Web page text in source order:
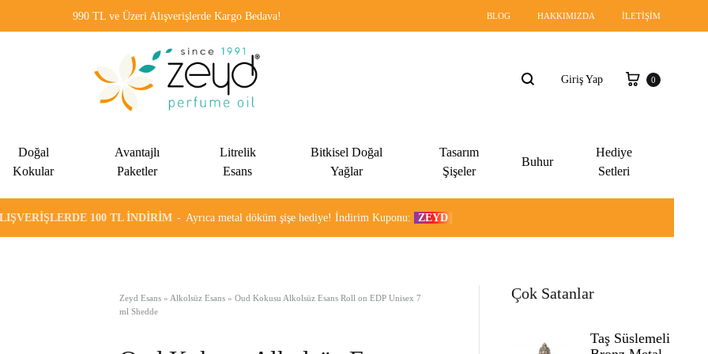
990 TL ve Üzeri Alışverişlerde Kargo Bedava! BLOG HAKKIMIZDA İLETIŞIM
erkekler
özel
alkolsüz
Ara
Giriş Yap Sepet
0
Doğal
Kokular
Avantajlı
Paketler
Litrelik
Esans
Bitkisel Doğal
Yağlar
Tasarım
Şişeler
Buhur
Hediye
Setleri
100 TL İNDIRIM Ayrıca metal döküm şişe hediye! İndirim Kuponu: ZEYD
Zeyd Esans » Alkolsüz Esans » Oud Kokusu Alkolsüz Esans Roll on EDP Unisex 7
ml Shedde
Çok Satanlar
Taş Süslemeli